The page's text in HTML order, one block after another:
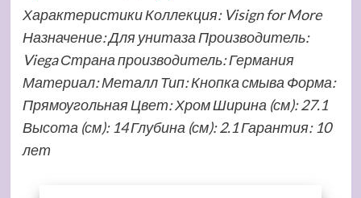
Характеристики Коллекция: Visign for More
Назначение: Для унитаза Производитель:
Viega Страна производитель: Германия
Материал: Металл Тип: Кнопка смыва Форма:
Прямоугольная Цвет: Хром Ширина (см): 27.1
Высота (см): 14 Глубина (см): 2.1 Гарантия: 10
лет